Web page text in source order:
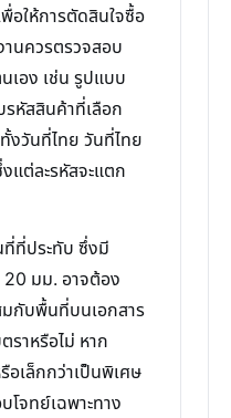
อให้การตัดสินใจซื้อ
านควรตรวจสอบ
เอง เช่น รูปแบบ
หัสสินค้าที่เลือก
งวันที่ไทย วันที่ไทย
แต่ละรหัสจะแตก
ที่ประทับ ซึ่งมี
20 มม. อาจต้อง
มกับพื้นที่บนเอกสาร
าหรือไม่ หาก
เล็กกว่าเป็นพิเศษ
จทย์เฉพาะทาง